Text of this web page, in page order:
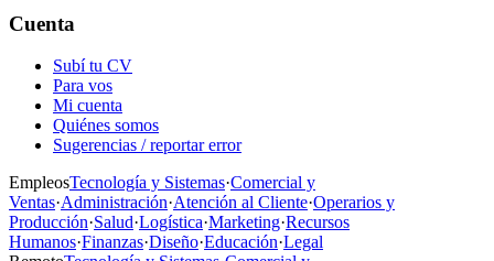
Cuenta
Subí tu CV
Para vos
Mi cuenta
Quiénes somos
Sugerencias / reportar error
EmpleosTecnología y Sistemas·Comercial y
Ventas·Administración·Atención al Cliente·Operarios y
Producción·Salud·Logística·Marketing·Recursos
Humanos·Finanzas·Diseño·Educación·Legal